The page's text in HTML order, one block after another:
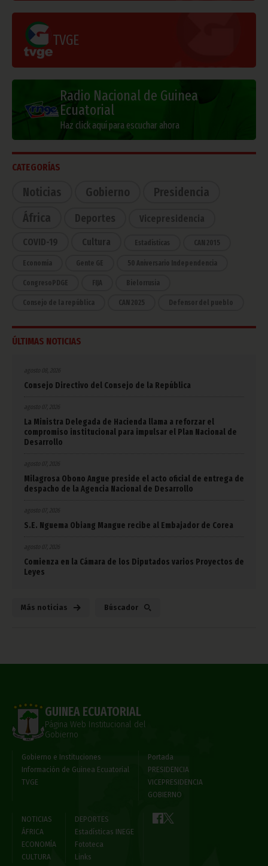
TVGE
Radio Nacional de Guinea
Ecuatorial
Haz click aquí para escuchar ahora
CATEGORÍAS
Noticias Gobierno
Presidencia
África
Deportes Vicepresidencia
COVID-19 Cultura Estadísticas CAN 2015
Economía Gente GE 50 Aniversario Independencia
CongresoPDGE FIJA Bielorrusia
Consejo de la república CAN 2025 Defensor del pueblo
ÚLTIMAS NOTICIAS
agosto 08, 2026
Consejo Directivo del Consejo de la República
agosto 07, 2026
La Ministra Delegada de Hacienda llama a reforzar el
compromiso institucional para impulsar el Plan Nacional de
Desarrollo
agosto 07, 2026
Milagrosa Obono Angue preside el acto oficial de entrega de
despacho de la Agencia Nacional de Desarrollo
agosto 07, 2026
S.E. Nguema Obiang Mangue recibe al Embajador de Corea
agosto 07, 2026
Comienza en la Cámara de los Diputados varios Proyectos de
Leyes
Más noticias Búscador
GUINEA ECUATORIAL
Página Web Institucional del
Gobierno
Gobierno e Instituciones
Información de Guinea Ecuatorial
TVGE
Portada
PRESIDENCIA
VICEPRESIDENCIA
GOBIERNO
NOTICIAS
ÁFRICA
ECONOMÍA
CULTURA
DEPORTES
Estadísticas INEGE
Fototeca
Links